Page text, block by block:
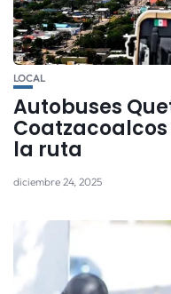
LOCAL
Autobuses
la ruta
diciembre 24, 2025